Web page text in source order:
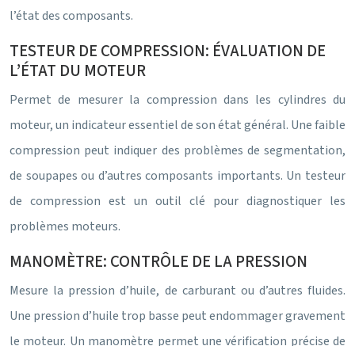
l’état des composants.
TESTEUR DE COMPRESSION: ÉVALUATION DE
L’ÉTAT DU MOTEUR
Permet de mesurer la compression dans les cylindres du
moteur, un indicateur essentiel de son état général. Une faible
compression peut indiquer des problèmes de segmentation,
de soupapes ou d’autres composants importants. Un testeur
de compression est un outil clé pour diagnostiquer les
problèmes moteurs.
MANOMÈTRE: CONTRÔLE DE LA PRESSION
Mesure la pression d’huile, de carburant ou d’autres fluides.
Une pression d’huile trop basse peut endommager gravement
le moteur. Un manomètre permet une vérification précise de